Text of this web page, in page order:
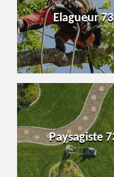
Elagueur 73
Paysagiste